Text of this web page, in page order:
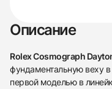
Описание
Rolex Cosmograph
фундаментальную веху
первой моделью в